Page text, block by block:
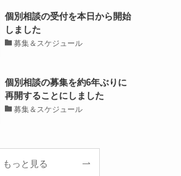
個別相談の受付を本日から開始
しました
募集＆スケジュール
個別相談の募集を約6年ぶりに
再開することにしました
募集＆スケジュール
もっと見る